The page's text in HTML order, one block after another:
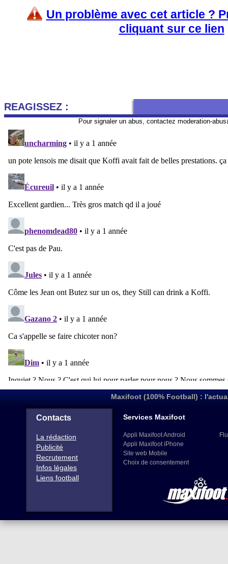
Un problème avec cet article ?
cliquant sur ce lien
REAGISSEZ :
Pour signaler un abus, contactez moderation-
Maxifoot (100% Football) :
Contacts
La rédaction
Publicité
Recrutement
Infos légales
Liens football
Services Maxifoot
Appli Maxifoot Android
Appli Maxifoot iPhone
Site web Mobile
Choix de consentement